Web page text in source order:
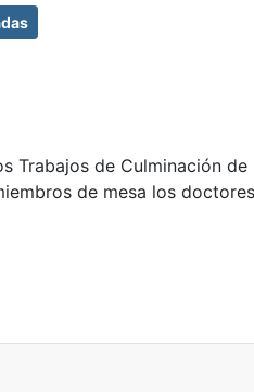
Trabajos de Culminación
de mesa los